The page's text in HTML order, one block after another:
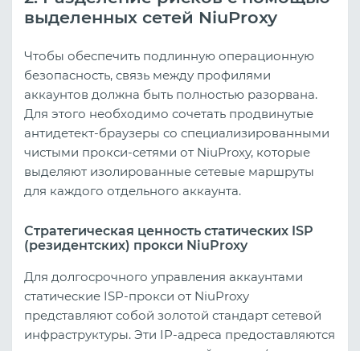
выделенных сетей NiuProxy
Чтобы обеспечить подлинную операционную
безопасность, связь между профилями
аккаунтов должна быть полностью разорвана.
Для этого необходимо сочетать продвинутые
антидетект-браузеры со специализированными
чистыми прокси-сетями от NiuProxy, которые
выделяют изолированные сетевые маршруты
для каждого отдельного аккаунта.
Стратегическая ценность статических ISP
(резидентских) прокси NiuProxy
Для долгосрочного управления аккаунтами
статические ISP-прокси от NiuProxy
представляют собой золотой стандарт сетевой
инфраструктуры. Эти IP-адреса предоставляются